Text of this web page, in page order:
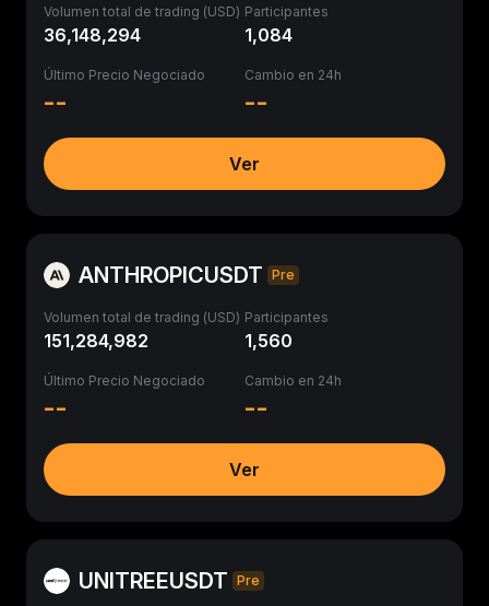
Volumen total de trading (USD)
36,148,294
Participantes
1,084
Último Precio Negociado
--
Cambio en 24h
--
Ver
ANTHROPICUSDT Pre
Volumen total de trading (USD)
151,284,982
Participantes
1,560
Último Precio Negociado
--
Cambio en 24h
--
Ver
UNITREEUSDT Pre